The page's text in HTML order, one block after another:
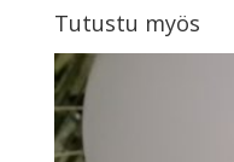
Tutustu myös